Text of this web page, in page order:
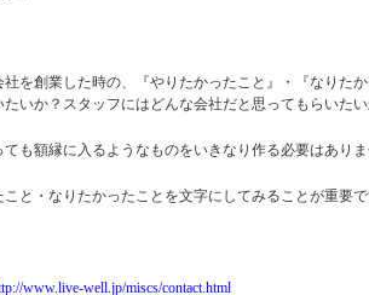
社を創業した時の、『やりたかったこと』・『なりた
いか？スタッフにはどんな会社だと思ってもらいた
も額縁に入るようなものをいきなり作る必要はありま
と・なりたかったことを文字にしてみることが重要で
www.live-well.jp/miscs/contact.html